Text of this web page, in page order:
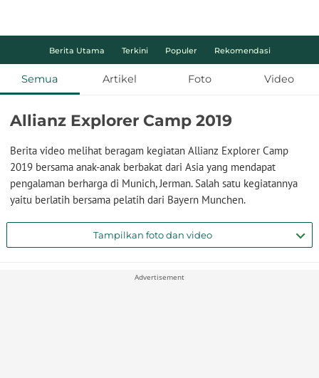
Berita Utama Terkini Populer Rekomendasi
Semua Artikel Foto Video
Allianz Explorer Camp 2019
Berita video melihat beragam kegiatan Allianz Explorer Camp
2019 bersama anak-anak berbakat dari Asia yang mendapat
pengalaman berharga di Munich, Jerman. Salah satu kegiatannya
yaitu berlatih bersama pelatih dari Bayern Munchen.
Tampilkan foto dan video
Advertisement